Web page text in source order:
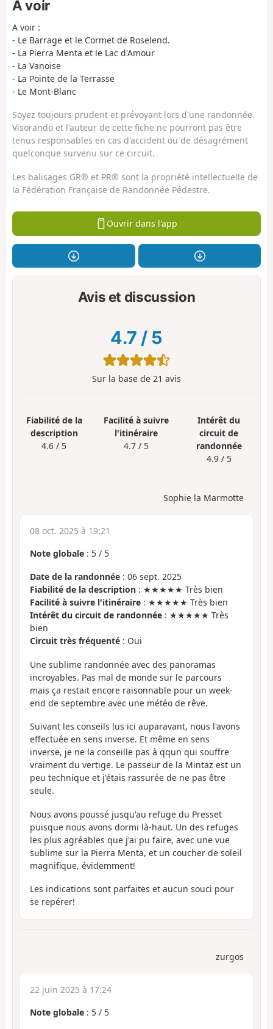
À voir
A voir :
- Le Barrage et le Cormet de Roselend.
- La Pierra Menta et le Lac d'Amour
- La Vanoise
- La Pointe de la Terrasse
- Le Mont-Blanc
Soyez toujours prudent et prévoyant lors d'une randonnée.
Visorando et l'auteur de cette fiche ne pourront pas être
tenus responsables en cas d'accident ou de désagrément
quelconque survenu sur ce circuit.
Les balisages GR® et PR® sont la propriété intellectuelle de
la Fédération Française de Randonnée Pédestre.
Ouvrir dans l'app
Avis et discussion
4.7 / 5
Sur la base de 21 avis
Fiabilité de la
description
4.6 / 5
Facilité à suivre
l'itinéraire
4.7 / 5
Intérêt du
circuit de
randonnée
4.9 / 5
Sophie la Marmotte
08 oct. 2025 à 19:21
Note globale : 5 / 5
Date de la randonnée : 06 sept. 2025
Fiabilité de la description : ★★★★★ Très bien
Facilité à suivre l'itinéraire : ★★★★★ Très bien
Intérêt du circuit de randonnée : ★★★★★ Très
bien
Circuit très fréquenté : Oui
Une sublime randonnée avec des panoramas
incroyables. Pas mal de monde sur le parcours
mais ça restait encore raisonnable pour un week-
end de septembre avec une météo de rêve.
Suivant les conseils lus ici auparavant, nous l'avons
effectuée en sens inverse. Et même en sens
inverse, je ne la conseille pas à qqun qui souffre
vraiment du vertige. Le passeur de la Mintaz est un
peu technique et j'étais rassurée de ne pas être
seule.
Nous avons poussé jusqu'au refuge du Presset
puisque nous avons dormi là-haut. Un des refuges
les plus agréables que j'ai pu faire, avec une vue
sublime sur la Pierra Menta, et un coucher de soleil
magnifique, évidemment!
Les indications sont parfaites et aucun souci pour
se repérer!
zurgos
22 juin 2025 à 17:24
Note globale : 5 / 5